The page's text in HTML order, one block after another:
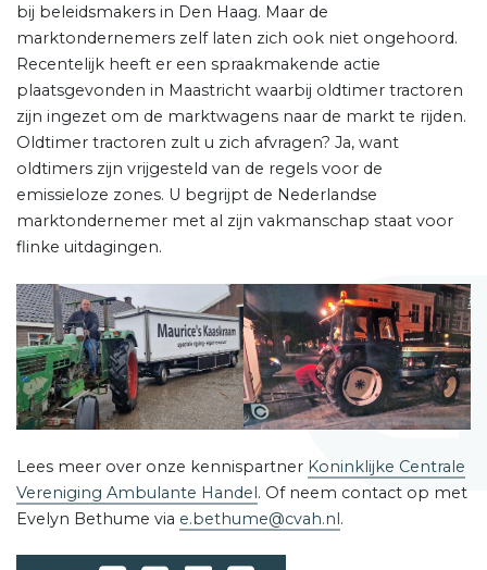
bij beleidsmakers in Den Haag. Maar de
marktondernemers zelf laten zich ook niet ongehoord.
Recentelijk heeft er een spraakmakende actie
plaatsgevonden in Maastricht waarbij oldtimer tractoren
zijn ingezet om de marktwagens naar de markt te rijden.
Oldtimer tractoren zult u zich afvragen? Ja, want
oldtimers zijn vrijgesteld van de regels voor de
emissieloze zones. U begrijpt de Nederlandse
marktondernemer met al zijn vakmanschap staat voor
flinke uitdagingen.
Lees meer over onze kennispartner Koninklijke Centrale
Vereniging Ambulante Handel. Of neem contact op met
Evelyn Bethume via e.bethume@cvah.nl.